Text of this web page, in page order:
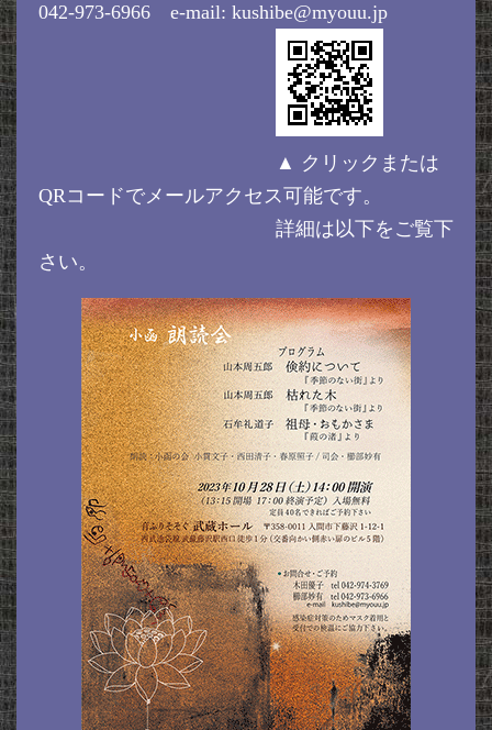
042-973-6966 e-mail: kushibe@myouu.jp
▲ クリックまたは
QRコードでメールアクセス可能です。
詳細は以下をご覧下
さい。